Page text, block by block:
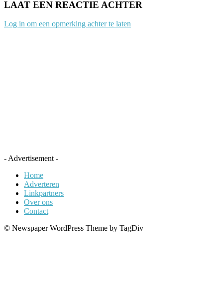
LAAT EEN REACTIE ACHTER
Log in om een opmerking achter te laten
- Advertisement -
Home
Adverteren
Linkpartners
Over ons
Contact
© Newspaper WordPress Theme by TagDiv